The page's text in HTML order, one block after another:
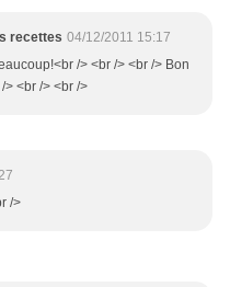
recettes 04/12/2011 15:17
/> <br /> <br /> Bon
> <br /> <br />
/>